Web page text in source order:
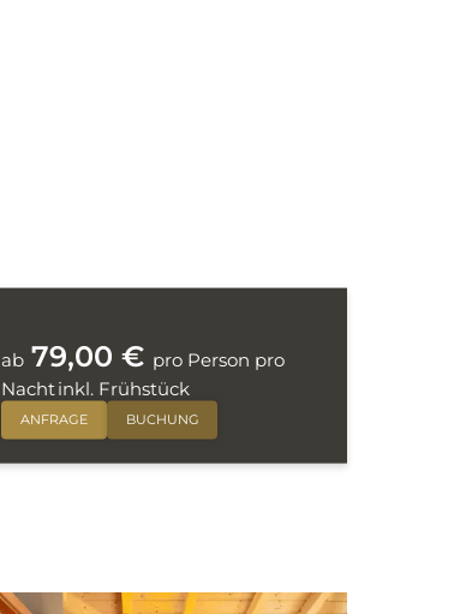
ab 79,00 € pro Person pro
Nacht inkl. Frühstück
ANFRAGE BUCHUNG